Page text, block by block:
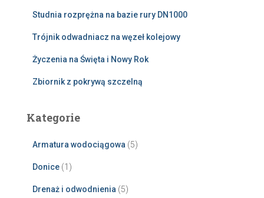
Studnia rozprężna na bazie rury DN1000
Trójnik odwadniacz na węzeł kolejowy
Życzenia na Święta i Nowy Rok
Zbiornik z pokrywą szczelną
Kategorie
Armatura wodociągowa (5)
Donice (1)
Drenaż i odwodnienia (5)